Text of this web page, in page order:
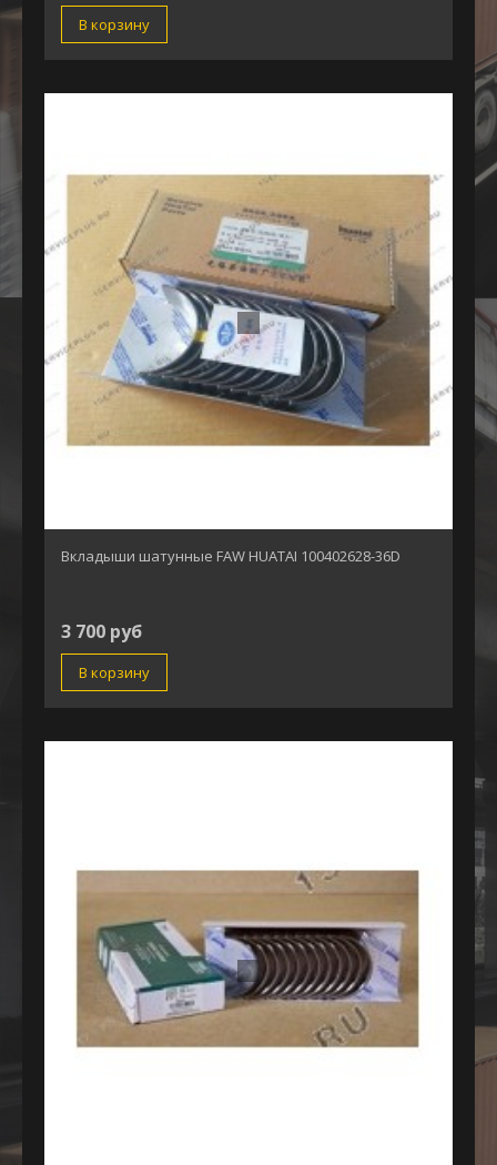
В корзину
Вкладыши шатунные FAW HUATAI 100402628-36D
3 700 руб
В корзину